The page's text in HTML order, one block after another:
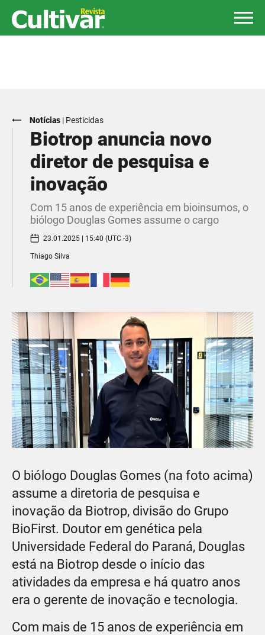
Notícias | Pesticidas
Biotrop anuncia novo
diretor de pesquisa e
inovação
Com 15 anos de experiência em bioinsumos, o
biólogo Douglas Gomes assume o cargo
23.01.2025 | 15:40 (UTC -3)
Thiago Silva
O biólogo Douglas Gomes (na foto acima)
assume a diretoria de pesquisa e
inovação da Biotrop, divisão do Grupo
BioFirst. Doutor em genética pela
Universidade Federal do Paraná, Douglas
está na Biotrop desde o início das
atividades da empresa e há quatro anos
era o gerente de inovação e tecnologia.
Com mais de 15 anos de experiência em